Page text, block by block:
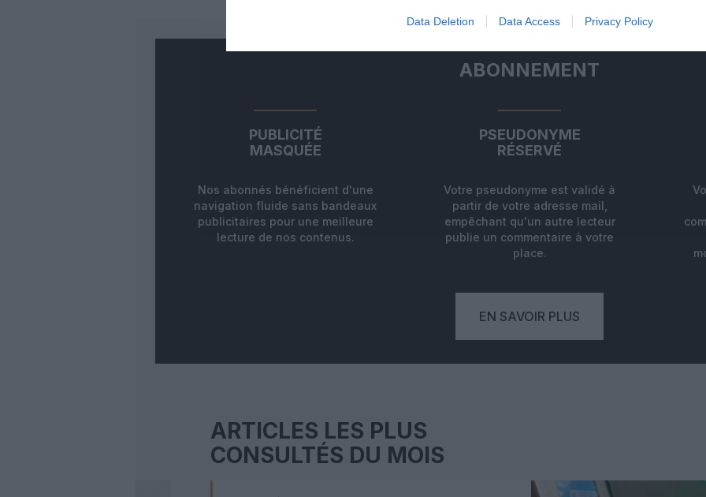
Data Deletion Data Access Privacy Policy
ABONNEMENT
PUBLICITÉ
MASQUÉE
Nos abonnés bénéficient d'une
navigation fluide sans bandeaux
publicitaires pour une meilleure
lecture de nos contenus.
PSEUDONYME
RÉSERVÉ
Votre pseudonyme est validé à
partir de votre adresse mail,
empêchant qu'un autre lecteur
publie un commentaire à votre
place.
EN SAVOIR PLUS
ARTICLES LES PLUS
CONSULTÉS DU MOIS